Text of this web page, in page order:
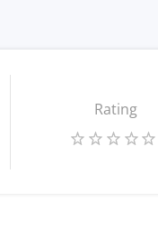
Rating